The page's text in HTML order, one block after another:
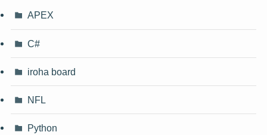
APEX
C#
iroha board
NFL
Python